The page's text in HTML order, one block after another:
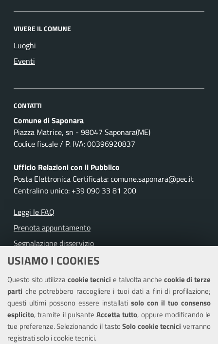
USIAMO I COOKIES
Questo sito utilizzacookie tecnicie talvolta anche cookie di terze
parti che potrebbero raccogliere i tuoi dati a fini di profilazione;
questi ultimi possono essere installati solo con il tuo consenso
esplicito, tramite il pulsante Accetta tutto, oppure modificando le
tue preferenze. Selezionando il tastoSolo cookie tecnici verranno
registrati solo i cookie tecnici.
VIVERE IL COMUNE
Luoghi
Eventi
CONTATTI
Comune di Saponara
Piazza Matrice, sn - 98047 Saponara(ME)
Codice fiscale / P. IVA: 00396920837
Ufficio Relazioni con il Pubblico
Posta Elettronica Certificata: comune.saponara@pec.it
Centralino unico: +39 090 33 81 200
Leggi le FAQ
Prenota appuntamento
Segnalazione disservizio
Richiesta assistenza
Amministrazione trasparente
Informativa privacy
Note legali
Piano di miglioramento del sito